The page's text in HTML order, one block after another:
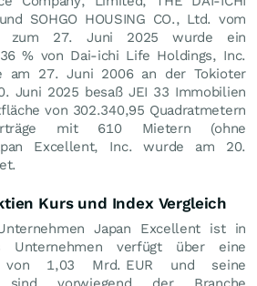
SOHGO HOUSING CO., Ltd. vom
zum 27. Juni 2025 wurde ein
% von Dai-ichi Life Holdings, Inc.
am 27. Juni 2006 an der Tokioter
Juni 2025 besaß JEI 33 Immobilien
von 302.340,95 Quadratmetern
mit 610 Mietern (ohne
Excellent, Inc. wurde am 20.
Kurs und Index Vergleich
Japan Excellent ist in
Unternehmen verfügt über eine
von 1,03 Mrd. EUR und seine